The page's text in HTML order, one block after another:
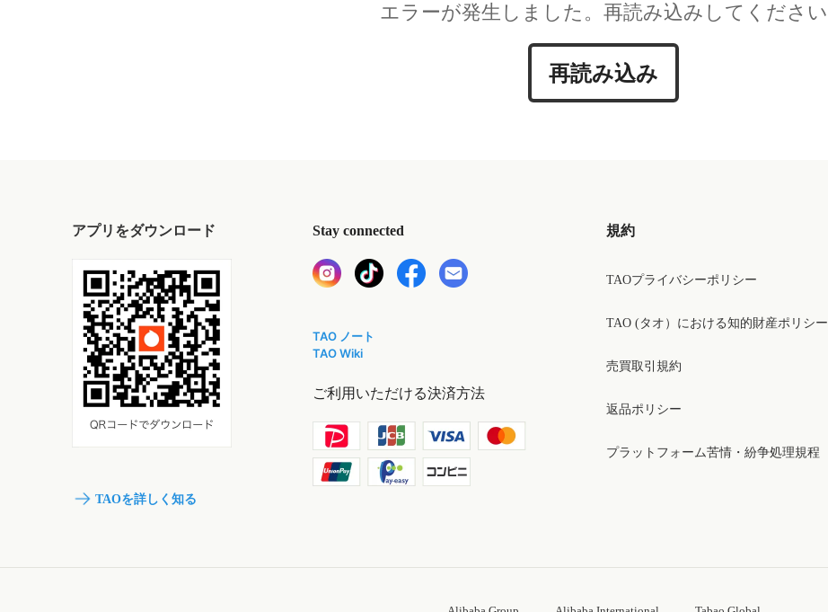
エラーが発生しました。再読み込みしてください
再読み込み
アプリをダウンロード
TAOを詳しく知る
Stay connected
TAO ノート
TAO Wiki
ご利用いただける決済方法
規約
TAOプライバシーポリシー
TAO (タオ）における知的財産ポリシー
売買取引規約
返品ポリシー
プラットフォーム苦情・紛争処理規程